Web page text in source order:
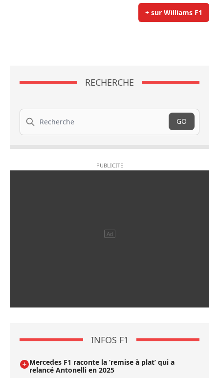
+ sur Williams F1
RECHERCHE
Recherche
GO
INFOS F1
Mercedes F1 raconte la ’remise à plat’ qui a
relancé Antonelli en 2025